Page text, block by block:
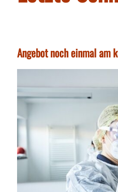
Angebot noch einmal am